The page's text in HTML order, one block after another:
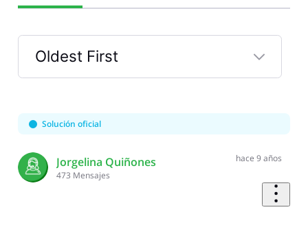
Oldest First
Selected
First
Solución oficial
Jorgelina Quiñones
473 Mensajes
hace 9 años